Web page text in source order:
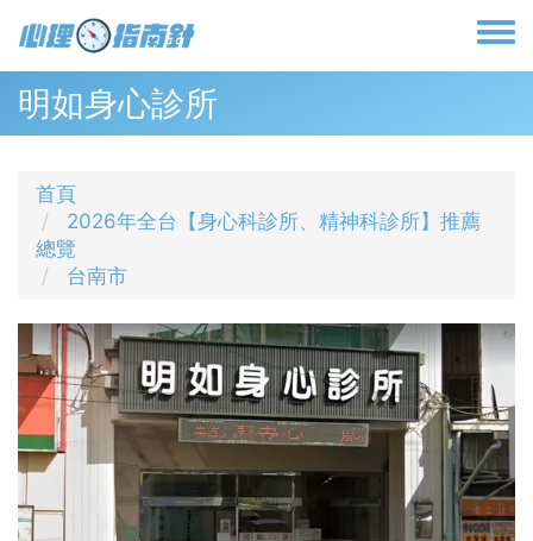
至
主
內
menu
明如身心診所
首頁
2026年全台【身心科診所、精神科診所】推薦
總覽
台南市